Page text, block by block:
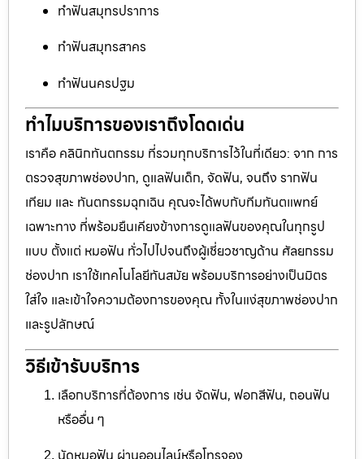
ทำฟันสมุทรปราการ
ทำฟันสมุทรสาคร
ทำฟันนครปฐม
ทำไมบริการของเราถึงโดดเด่น
เราคือ คลินิกทันตกรรม ที่รวมทุกบริการไว้ในที่เดียว: จาก การ
ตรวจสุขภาพช่องปาก, ดูแลฟันเด็ก, จัดฟัน, จนถึง รากฟัน
เทียม และ ทันตกรรมฉุกเฉิน คุณจะได้พบกับทีมทันตแพทย์
เฉพาะทาง ที่พร้อมยืนเคียงข้างการดูแลฟันของคุณในทุกรูป
แบบ ตั้งแต่ หมอฟัน ทั่วไปไปจนถึงผู้เชี่ยวชาญด้าน ศัลยกรรม
ช่องปาก เราใช้เทคโนโลยีทันสมัย พร้อมบริการอย่างเป็นมิตร
ใส่ใจ และเข้าใจความต้องการของคุณ ทั้งในแง่สุขภาพช่องปาก
และรูปลักษณ์
วิธีเข้ารับบริการ
เลือกบริการที่ต้องการ เช่น จัดฟัน, ฟอกสีฟัน, ถอนฟัน
หรืออื่น ๆ